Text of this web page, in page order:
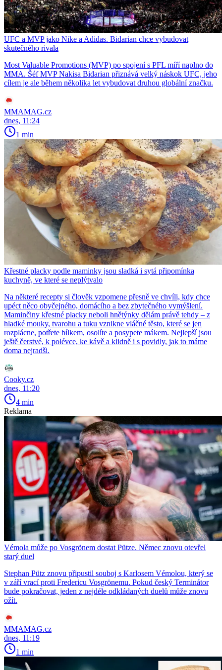
UFC a MVP jako Nike a Adidas. Bidarian chce vybudovat
skutečného rivala
Most Valuable Promotions (MVP) po spojení s PFL míří naplno do
MMA. Šéf MVP Nakisa Bidarian přiznává velký náskok UFC, jeho
cílem je ale během několika let vybudovat druhou globální značku.
MMAMAG.cz
dnes, 11:24
1 min
Křestné placky podle maminky jsou sladká i sytá připomínka
kuchyně, ve které se neplýtvalo
Na některé recepty si člověk vzpomene přesně ve chvíli, kdy chce
upéct něco obyčejného, domácího a bez zbytečného vymýšlení.
Maminčiny křestné placky neboli hnětýnky dělám právě tehdy – z
hladké mouky, tvarohu a tuku vznikne vláčné těsto, které se jen
rozplácne, potřete bílkem, osolíte a posypete mákem. Nejlepší jsou
ještě čerstvé, k polévce, ke kávě a klidně i s povidly, jak to máme
doma nejradši.
Cooky.cz
dnes, 11:20
4 min
Reklama
Vémola může po Vosgrönem dostat Pütze. Němec znovu otevřel
starý duel
Stephan Pütz znovu připustil souboj s Karlosem Vémolou, který se
v září vrací proti Fredericu Vosgrönemu. Pokud český Terminátor
bude pokračovat, jeden z nejdéle odkládaných duelů může znovu
ožít.
MMAMAG.cz
dnes, 11:19
1 min